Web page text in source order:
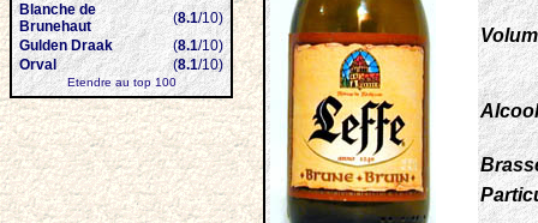
Blanche de
Brunehaut
(8.1/10)
Gulden Draak
(8.1/10)
Orval
(8.1/10)
Etendre au top 100